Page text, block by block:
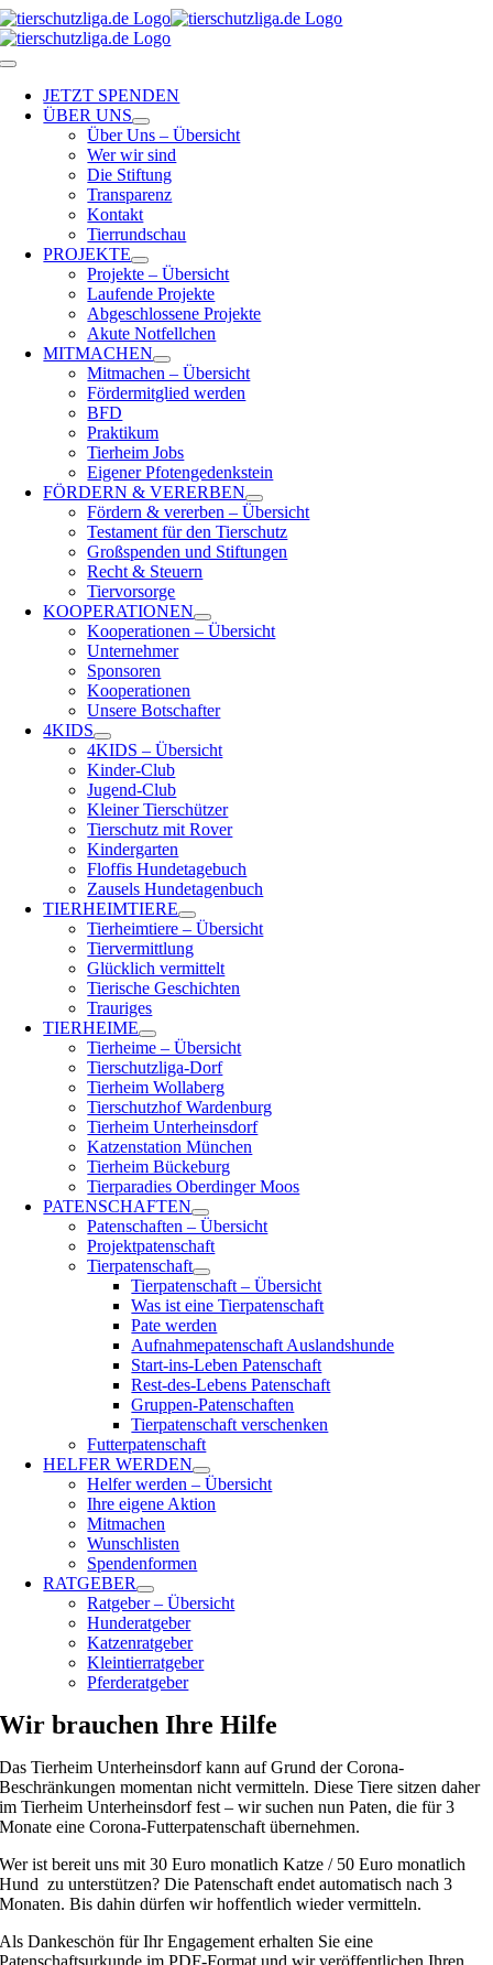
Skip
to
content
Toggle
NavigationJETZT SPENDEN
ÜBER UNS
Über Uns – Übersicht
Wer wir sind
Die Stiftung
Transparenz
Kontakt
Tierrundschau
PROJEKTE
Projekte – Übersicht
Laufende Projekte
Abgeschlossene Projekte
Akute Notfellchen
MITMACHEN
Mitmachen – Übersicht
Fördermitglied werden
BFD
Praktikum
Tierheim Jobs
Eigener Pfotengedenkstein
FÖRDERN & VERERBEN
Fördern & vererben – Übersicht
Testament für den Tierschutz
Großspenden und Stiftungen
Recht & Steuern
Tiervorsorge
KOOPERATIONEN
Kooperationen – Übersicht
Unternehmer
Sponsoren
Kooperationen
Unsere Botschafter
4KIDS
4KIDS – Übersicht
Kinder-Club
Jugend-Club
Kleiner Tierschützer
Tierschutz mit Rover
Kindergarten
Floffis Hundetagebuch
Zausels Hundetagenbuch
TIERHEIMTIERE
Tierheimtiere – Übersicht
Tiervermittlung
Glücklich vermittelt
Tierische Geschichten
Trauriges
TIERHEIME
Tierheime – Übersicht
Tierschutzliga-Dorf
Tierheim Wollaberg
Tierschutzhof Wardenburg
Tierheim Unterheinsdorf
Katzenstation München
Tierheim Bückeburg
Tierparadies Oberdinger Moos
PATENSCHAFTEN
Patenschaften – Übersicht
Projektpatenschaft
Tierpatenschaft
Tierpatenschaft – Übersicht
Was ist eine Tierpatenschaft
Pate werden
Aufnahmepatenschaft Auslandshunde
Start-ins-Leben Patenschaft
Rest-des-Lebens Patenschaft
Gruppen-Patenschaften
Tierpatenschaft verschenken
Futterpatenschaft
HELFER WERDEN
Helfer werden – Übersicht
Ihre eigene Aktion
Mitmachen
Wunschlisten
Spendenformen
RATGEBER
Ratgeber – Übersicht
Hunderatgeber
Katzenratgeber
Kleintierratgeber
Pferderatgeber
Wir brauchen Ihre Hilfe
Das Tierheim Unterheinsdorf kann auf Grund derCorona-
Beschränkungen momentan nicht vermitteln. Diese Tiere sitzen daher
im Tierheim Unterheinsdorf fest – wir suchen nun Paten, die für 3
Monate eine Corona-Futterpatenschaft übernehmen.
Wer ist bereit uns mit 30 Euro monatlich Katze / 50 Euro monatlich
Hund zu unterstützen? Die Patenschaft endet automatisch nach 3
Monaten. Bis dahin dürfen wir hoffentlich wieder vermitteln.
Als Dankeschön für Ihr Engagement erhalten Sie eine
Patenschaftsurkunde im PDF-Format und wir veröffentlichen Ihren